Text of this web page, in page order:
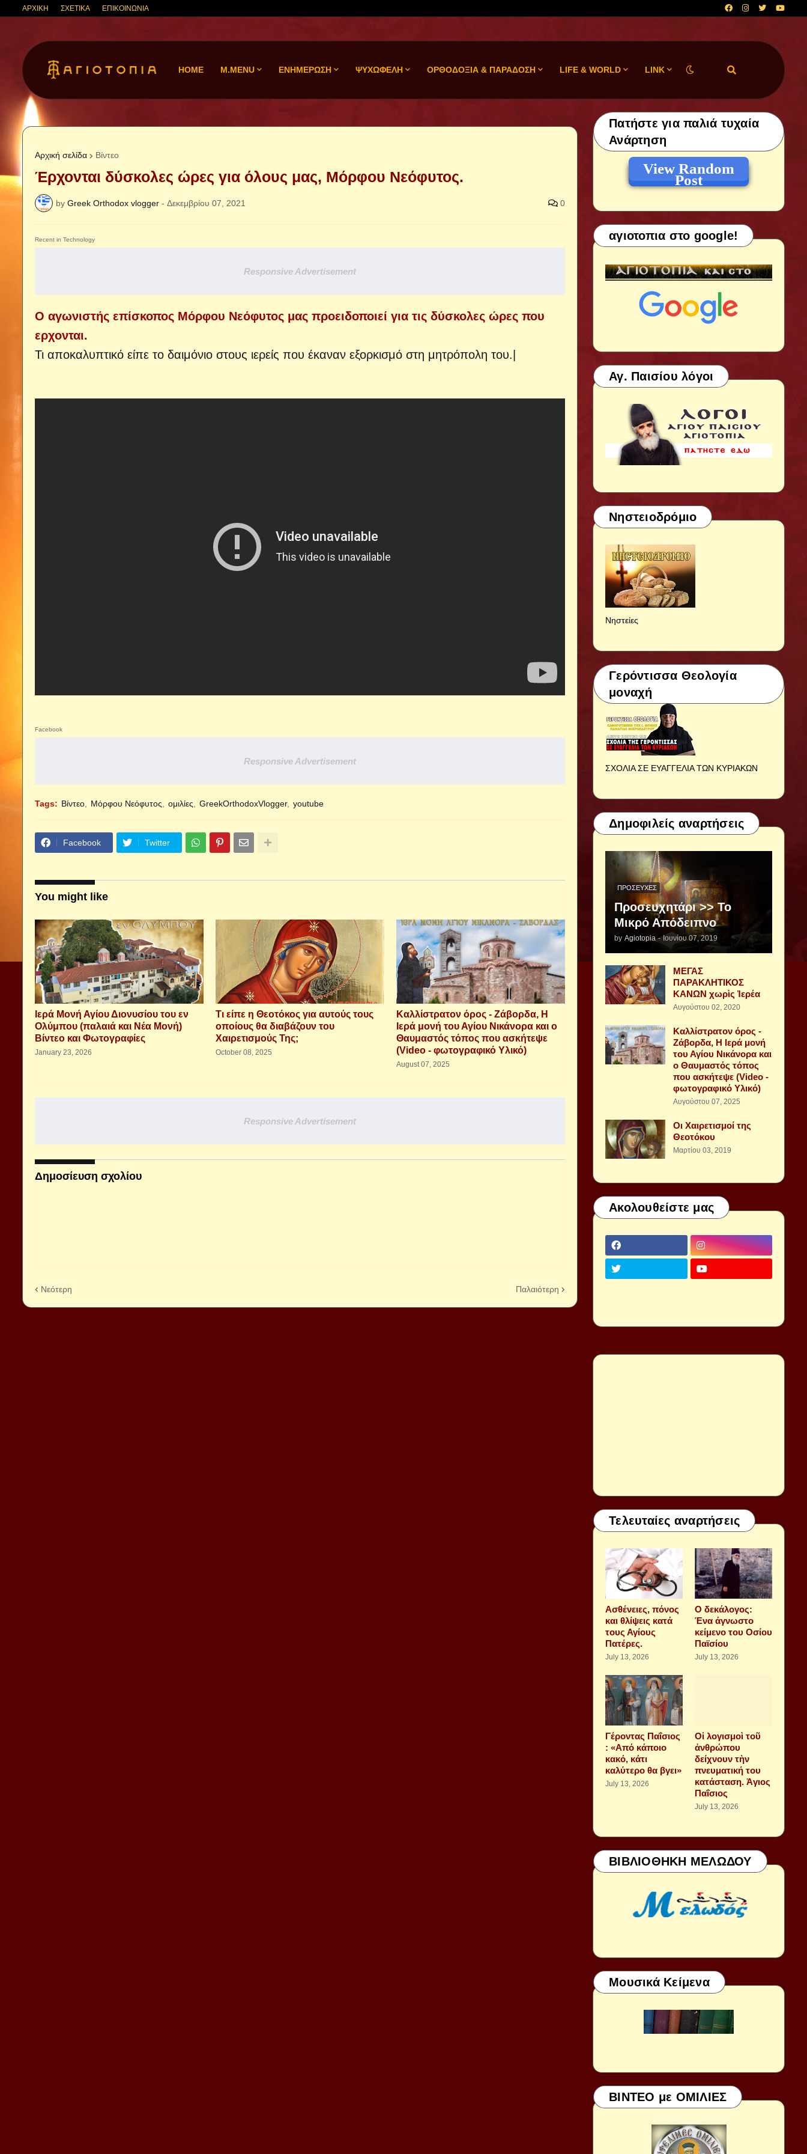
ΑΡΧΙΚΗ ΣΧΕΤΙΚΑ ΕΠΙΚΟΙΝΩΝΙΑ
HOME M.MENU ΕΝΗΜΕΡΩΣΗ ΨΥΧΩΦΕΛΗ ΟΡΘΟΔΟΞΙΑ & ΠΑΡΑΔΟΣΗ LIFE & WORLD LINK
Αρχική σελίδα Βίντεο
Έρχονται δύσκολες ώρες για όλους μας, Μόρφου Νεόφυτος.
by Greek Orthodox vlogger - Δεκεμβρίου 07, 2021 0
Recent in Technology
Responsive Advertisement
Ο αγωνιστής επίσκοπος Μόρφου Νεόφυτος μας προειδοποιεί για τις δύσκολες ώρες που
ερχονται.
Τι αποκαλυπτικό είπε το δαιμόνιο στους ιερείς που έκαναν εξορκισμό στη μητρόπολη του.|
Facebook
Responsive Advertisement
Tags: Βίντεο Μόρφου Νεόφυτος ομιλίες GreekOrthodoxVlogger youtube
Facebook Twitter
You might like
Ιερά Μονή Αγίου Διονυσίου του εν
Ολύμπου (παλαιά και Νέα Μονή)
Βίντεο και Φωτογραφίες
January 23, 2026
Τι είπε η Θεοτόκος για αυτούς τους
οποίους θα διαβάζουν του
Χαιρετισμούς Της;
October 08, 2025
Καλλίστρατον όρος - Ζάβορδα, Η
Ιερά μονή του Αγίου Νικάνορα και ο
Θαυμαστός τόπος που ασκήτεψε
(Video - φωτογραφικό Υλικό)
August 07, 2025
Responsive Advertisement
Δημοσίευση σχολίου
Νεότερη Παλαιότερη
Πατήστε για παλιά τυχαία
Ανάρτηση
View Random
Post
αγιοτοπια στο google!
Αγ. Παισίου λόγοι
Νηστειοδρόμιο
Νηστείες
Γερόντισσα Θεολογία
μοναχή
ΣΧΟΛΙΑ ΣΕ ΕΥΑΓΓΕΛΙΑ ΤΩΝ ΚΥΡΙΑΚΩΝ
Δημοφιλείς αναρτήσεις
ΠΡΟΣΕΥΧΈΣ
Προσευχητάρι >> Το
Μικρό Απόδειπνο
by Agiotopia - Ιουνίου 07, 2019
ΜΕΓΑΣ
ΠΑΡΑΚΛΗΤΙΚΟΣ
ΚΑΝΩΝ χωρὶς Ἱερέα
Αυγούστου 02, 2020
Καλλίστρατον όρος -
Ζάβορδα, Η Ιερά μονή
του Αγίου Νικάνορα και
ο Θαυμαστός τόπος
που ασκήτεψε (Video -
φωτογραφικό Υλικό)
Αυγούστου 07, 2025
Οι Χαιρετισμοί της
Θεοτόκου
Μαρτίου 03, 2019
Ακολουθείστε μας
Τελευταίες αναρτήσεις
Aσθένειες, πόνος
και θλίψεις κατά
τους Αγίους
Πατέρες.
July 13, 2026
Ο δεκάλογος:
Ένα άγνωστο
κείμενο του Οσίου
Παϊσίου
July 13, 2026
Γέροντας Παΐσιος
: «Από κάποιο
κακό, κάτι
καλύτερο θα βγει»
July 13, 2026
Οἱ λογισμοὶ τοῦ
ἀνθρώπου
δείχνουν τὴν
πνευματική του
κατάσταση. Ἁγιος
Παΐσιος
July 13, 2026
ΒΙΒΛΙΟΘΗΚΗ ΜΕΛΩΔΟΥ
Μουσικά Κείμενα
ΒΙΝΤΕΟ με ΟΜΙΛΙΕΣ